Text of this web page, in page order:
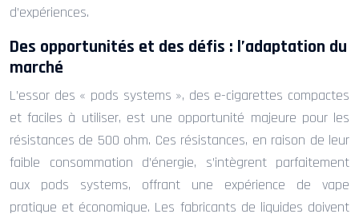
d’expériences.
Des opportunités et des défis : l’adaptation du
marché
L’essor des « pods systems », des e-cigarettes compactes
et faciles à utiliser, est une opportunité majeure pour les
résistances de 500 ohm. Ces résistances, en raison de leur
faible consommation d’énergie, s’intègrent parfaitement
aux pods systems, offrant une expérience de vape
pratique et économique. Les fabricants de liquides doivent